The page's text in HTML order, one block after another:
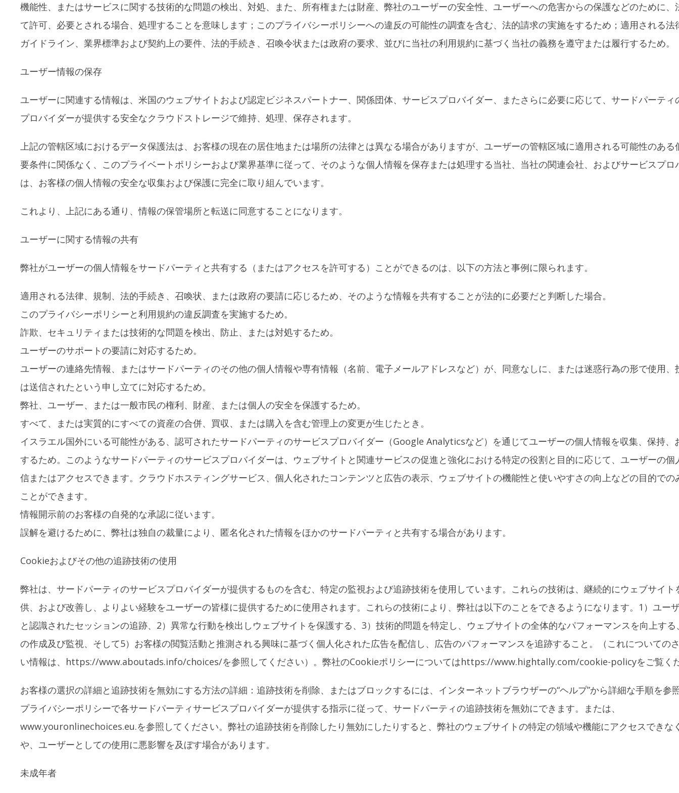
機能性、またはサービスに関する技術的な問題の検出、対処、また、所有権または財産、弊社のユーザーの安全性、ユーザーへの危害からの保護などのために、
て許可、必要とされる場合、処理することを意味します；このプライバシーポリシーへの違反の可能性の調査を含む、法的請求の実施をするため；適用される法
ガイドライン、業界標準および契約上の要件、法的手続き、召喚令状または政府の要求、並びに当社の利用規約に基づく当社の義務を遵守または履行するため。
ユーザー情報の保存
ユーザーに関連する情報は、米国のウェブサイトおよび認定ビジネスパートナー、関係団体、サービスプロバイダー、またさらに必要に応じて、サードパーティ
プロバイダーが提供する安全なクラウドストレージで維持、処理、保存されます。
上記の管轄区域におけるデータ保護法は、お客様の現在の居住地または場所の法律とは異なる場合がありますが、ユーザーの管轄区域に適用される可能性のある
要条件に関係なく、このプライベートポリシーおよび業界基準に従って、そのような個人情報を保存または処理する当社、当社の関連会社、およびサービスプロ
は、お客様の個人情報の安全な収集および保護に完全に取り組んでいます。
これより、上記にある通り、情報の保管場所と転送に同意することになります。
ユーザーに関する情報の共有
弊社がユーザーの個人情報をサードパーティと共有する（またはアクセスを許可する）ことができるのは、以下の方法と事例に限られます。
適用される法律、規制、法的手続き、召喚状、または政府の要請に応じるため、そのような情報を共有することが法的に必要だと判断した場合。
このプライバシーポリシーと利用規約の違反調査を実施するため。
詐欺、セキュリティまたは技術的な問題を検出、防止、または対処するため。
ユーザーのサポートの要請に対応するため。
ユーザーの連絡先情報、またはサードパーティのその他の個人情報や専有情報（名前、電子メールアドレスなど）が、同意なしに、または迷惑行為の形で使用、
は送信されたという申し立てに対応するため。
弊社、ユーザー、または一般市民の権利、財産、または個人の安全を保護するため。
すべて、または実質的にすべての資産の合併、買収、または購入を含む管理上の変更が生じたとき。
イスラエル国外にいる可能性がある、認可されたサードパーティのサービスプロバイダー（Google Analyticsなど）を通じてユーザーの個人情報を収集、保持、
するため。このようなサードパーティのサービスプロバイダーは、ウェブサイトと関連サービスの促進と強化における特定の役割と目的に応じて、ユーザーの個
信またはアクセスできます。クラウドホスティングサービス、個人化されたコンテンツと広告の表示、ウェブサイトの機能性と使いやすさの向上などの目的での
ことができます。
情報開示前のお客様の自発的な承認に従います。
誤解を避けるために、弊社は独自の裁量により、匿名化された情報をほかのサードパーティと共有する場合があります。
Cookieおよびその他の追跡技術の使用
弊社は、サードパーティのサービスプロバイダーが提供するものを含む、特定の監視および追跡技術を使用しています。これらの技術は、継続的にウェブサイト
供、および改善し、よりよい経験をユーザーの皆様に提供するために使用されます。これらの技術により、弊社は以下のことをできるようになります。1）ユー
と認識されたセッションの追跡、2）異常な行動を検出しウェブサイトを保護する、3）技術的問題を特定し、ウェブサイトの全体的なパフォーマンスを向上す
の作成及び監視、そして5）お客様の閲覧活動と推測される興味に基づく個人化された広告を配信し、広告のパフォーマンスを追跡すること。（これについての
い情報は、https://www.aboutads.info/choices/を参照してください）。弊社のCookieポリシーについてはhttps://www.hightally.com/cookie-policyをご覧く
お客様の選択の詳細と追跡技術を無効にする方法の詳細：追跡技術を削除、またはブロックするには、インターネットブラウザーの“ヘルプ”から詳細な手順を参
プライバシーポリシーで各サードパーティサービスプロバイダーが提供する指示に従って、サードパーティの追跡技術を無効にできます。または、
www.youronlinechoices.eu.を参照してください。弊社の追跡技術を削除したり無効にしたりすると、弊社のウェブサイトの特定の領域や機能にアクセスできな
や、ユーザーとしての使用に悪影響を及ぼす場合があります。
未成年者